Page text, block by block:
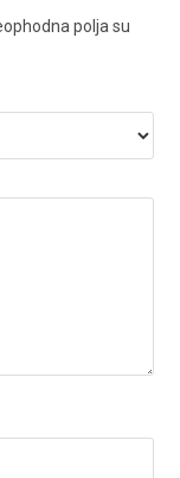
polja su